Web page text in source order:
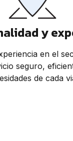
y
en el
seguro,
de cada